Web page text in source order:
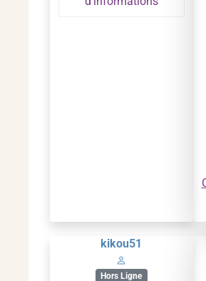
kikou51
Hors Ligne